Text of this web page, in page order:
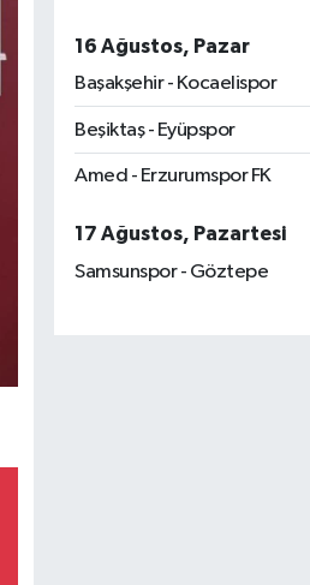
16 Ağustos, Pazar
Başakşehir - Kocaelispor
Beşiktaş - Eyüpspor
Amed - Erzurumspor FK
17 Ağustos, Pazartesi
Samsunspor - Göztepe